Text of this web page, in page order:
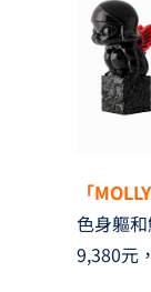
「
色身軀
9,380元